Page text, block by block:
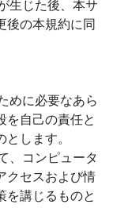
生じた後、本サ
後の本規約に同
めに必要なあら
を自己の責任と
します。
、コンピュータ
クセスおよび情
を講じるものと